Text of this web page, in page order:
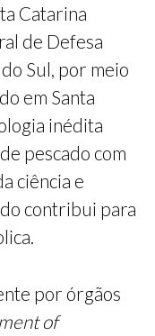
Catarina
de Defesa
Sul, por meio
em Santa
inédita
pescado com
ciência e
contribui para
por órgãos
of